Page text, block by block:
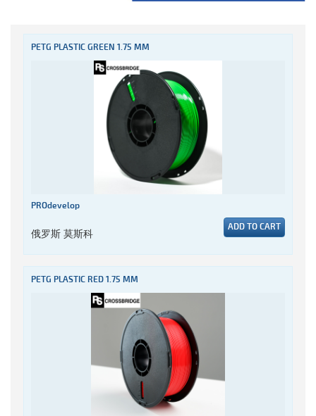
PETG PLASTIC GREEN 1.75 MM
PROdevelop
俄罗斯 莫斯科 ADD TO CART
PETG PLASTIC RED 1.75 MM